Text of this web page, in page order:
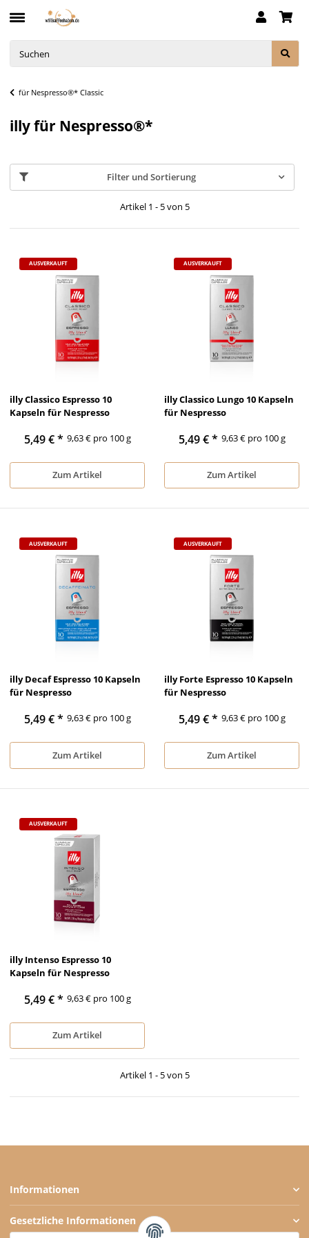
für Nespresso®* Classic
illy für Nespresso®*
Filter und Sortierung
Artikel 1 - 5 von 5
AUSVERKAUFT
illy Classico Espresso 10
Kapseln für Nespresso
5,49 €* 9,63 € pro 100 g
Zum Artikel
AUSVERKAUFT
illy Classico Lungo 10 Kapseln
für Nespresso
5,49 €* 9,63 € pro 100 g
Zum Artikel
AUSVERKAUFT
illy Decaf Espresso 10 Kapseln
für Nespresso
5,49 €* 9,63 € pro 100 g
Zum Artikel
AUSVERKAUFT
illy Forte Espresso 10 Kapseln
für Nespresso
5,49 €* 9,63 € pro 100 g
Zum Artikel
AUSVERKAUFT
illy Intenso Espresso 10
Kapseln für Nespresso
5,49 €* 9,63 € pro 100 g
Zum Artikel
Artikel 1 - 5 von 5
Informationen
Gesetzliche Informationen